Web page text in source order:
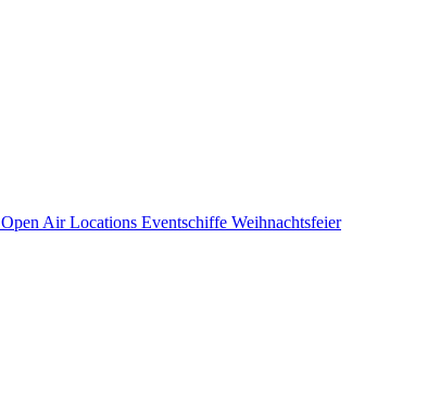
Open Air Locations Eventschiffe Weihnachtsfeier